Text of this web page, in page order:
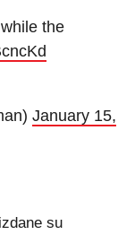
the
January 15,
su